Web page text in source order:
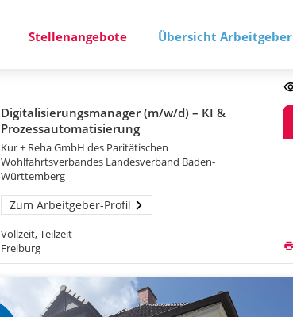
Stellenangebote Übersicht Arbeitgeber
Digitalisierungsmanager (m/w/d) – KI &
Prozessautomatisierung
Kur + Reha GmbH des Paritätischen
Wohlfahrtsverbandes Landesverband Baden-
Württemberg
Zum Arbeitgeber-Profil
Vollzeit, Teilzeit
Freiburg